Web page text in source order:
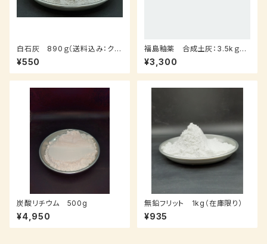
白石灰 890ｇ（送料込み：クロ
ネコパケット）
¥550
福島釉薬 合成土灰：3.5kｇ
（送料込み：レターパックプラス）
¥3,300
炭酸リチウム 500g
¥4,950
無鉛フリット 1kg（在庫限り）
¥935